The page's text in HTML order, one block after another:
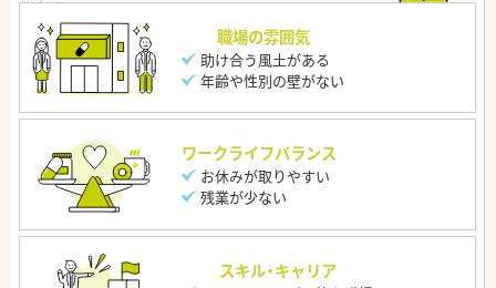
職場の雰囲気
助け合う風土がある
年齢や性別の壁がない
ワークライフバランス
お休みが取りやすい
残業が少ない
スキル・キャリア